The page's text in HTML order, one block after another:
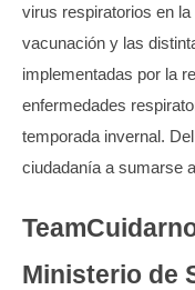
virus respiratorios en
vacunación y las
implementadas por la
enfermedades
temporada invernal.
ciudadanía a sumarse
Ministerio de